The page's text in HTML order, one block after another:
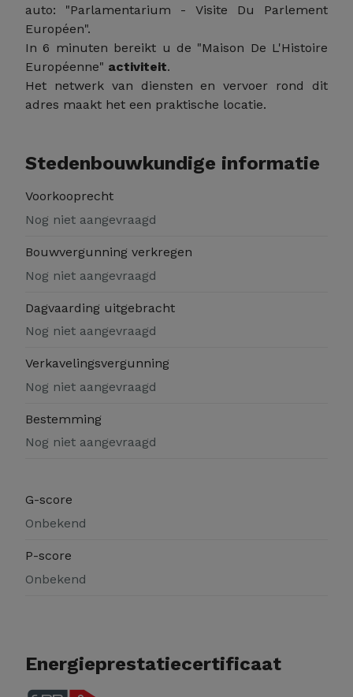
auto: "Parlamentarium - Visite Du Parlement
Européen".
In 6 minuten bereikt u de "Maison De L'Histoire
Européenne" activiteit.
Het netwerk van diensten en vervoer rond dit
adres maakt het een praktische locatie.
Stedenbouwkundige informatie
Voorkooprecht
Nog niet aangevraagd
Bouwvergunning verkregen
Nog niet aangevraagd
Dagvaarding uitgebracht
Nog niet aangevraagd
Verkavelingsvergunning
Nog niet aangevraagd
Bestemming
Nog niet aangevraagd
G-score
Onbekend
P-score
Onbekend
Energieprestatiecertificaat